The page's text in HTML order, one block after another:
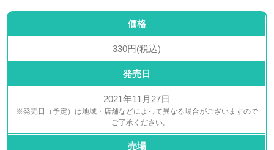
価格
330円(税込)
発売日
2021年11月27日
※発売日（予定）は地域・店舗などによって異なる場合がございますので
ご了承ください。
売場